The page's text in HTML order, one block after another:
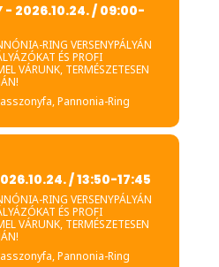
- 2026.10.24. / 09:00-
RING VERSENYPÁLYÁN
ÉS PROFI
VÁRUNK, TERMÉSZETESEN
Pannonia-Ring
/ 13:50-17:45
RING VERSENYPÁLYÁN
ÉS PROFI
VÁRUNK, TERMÉSZETESEN
Pannonia-Ring